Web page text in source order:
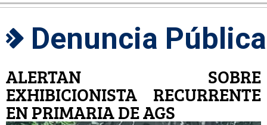
Denuncia Pública
ALERTAN SOBRE
EXHIBICIONISTA RECURRENTE
EN PRIMARIA DE AGS